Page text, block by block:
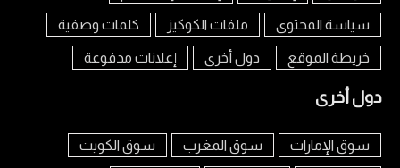
سياسة المحتوى ملفات الكوكيز كلمات وصفية
خريطة الموقع دول أخرى إعلانات مدفوعة
دول أخرى
سوق الإمارات سوق المغرب سوق الكويت